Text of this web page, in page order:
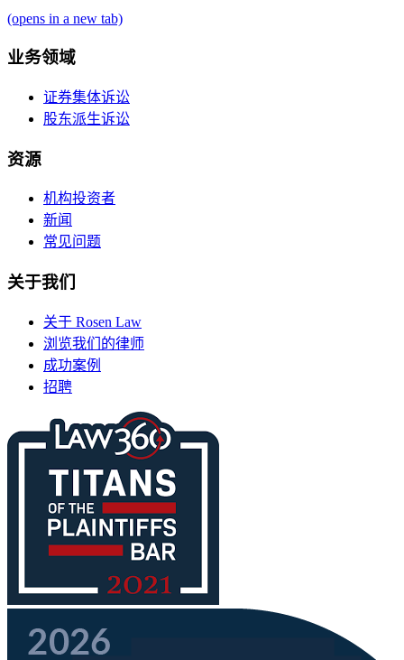
(opens in a new tab)
业务领域
证券集体诉讼
股东派生诉讼
资源
机构投资者
新闻
常见问题
关于我们
关于 Rosen Law
浏览我们的律师
成功案例
招聘